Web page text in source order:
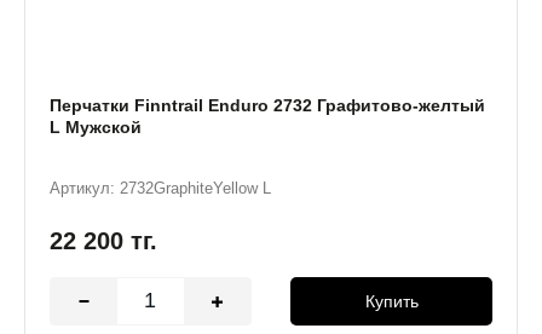
Перчатки Finntrail Enduro 2732 Графитово-желтый
L Мужской
Артикул: 2732GraphiteYellow L
22 200 тг.
Купить